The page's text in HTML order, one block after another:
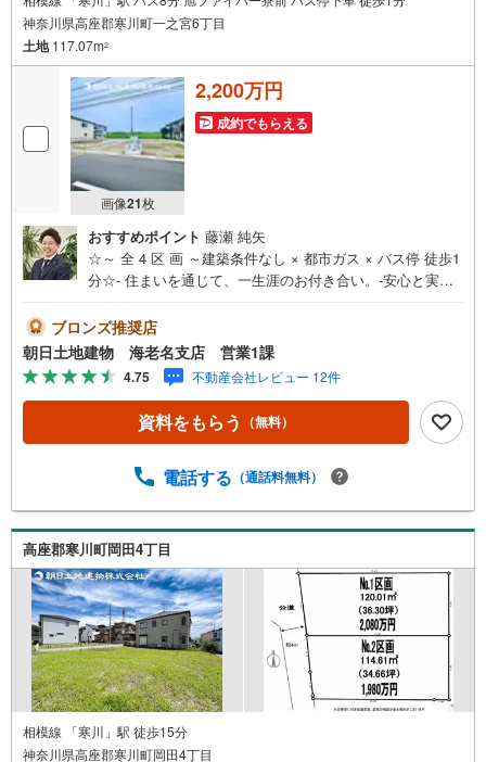
神奈川県高座郡寒川町一之宮6丁目
土地117.07m2
画像21枚
2,200万円
成約でもらえる
おすすめポイント 藤瀬 純矢
☆～ 全 4 区 画 ～建築条件なし × 都市ガス × バス停 徒歩1
分☆- 住まいを通じて、一生涯のお付き合い。-安心と実績
相模線 寒川駅まで、バス7分・バス停徒歩1分の立地☆2沿
線が交わる茅ヶ崎駅までは、バス24分でご利用可能です♪♯
建築条件なし＞＞建築条件ございませんので、お好きなハ
ウスメーカーで建築可能☆建物を建築されない、土地のみ
の方も大歓迎です♪♯都市ガス＞＞日々のランニングコスト
を抑えられる人気の都市ガスエリア☆ガスボンベの設置も
ブロンズ推奨店
朝日土地建物 海老名支店 営業1課
4.75 不動産会社レビュー 12件
資料をもらう （無料）
電話する （通話料無料）
高座郡寒川町岡田4丁目
相模線 「寒川」駅 徒歩15分
神奈川県高座郡寒川町岡田4丁目